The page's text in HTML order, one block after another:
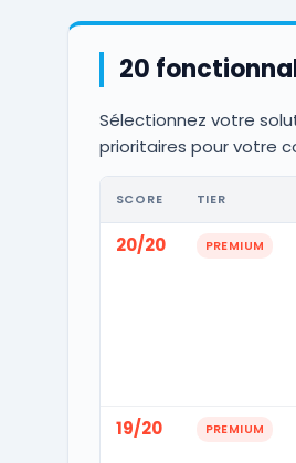
20
Sélectionnez votre
prioritaires pour votre
SCORE TIER
20/20 PREMIUM
19/20 PREMIUM